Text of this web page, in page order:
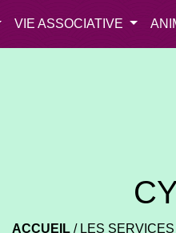
VIE ASSOCIATIVE
ACCUEIL / LES SERVICES